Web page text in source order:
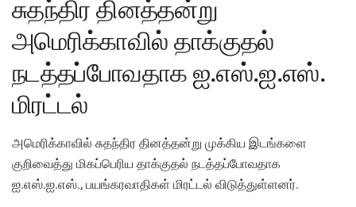
சுதந்திர தினத்தன்று
அமெரிக்காவில் தாக்குதல்
நடத்தப்போவதாக ஐ.எஸ்.ஐ.எஸ்.
மிரட்டல்
அமெரிக்காவில் சுதந்திர தினத்தன்று முக்கிய இடங்களை
குறிவைத்து மிகப்பெரிய தாக்குதல் நடத்தப்போவதாக
ஐ.எஸ்.ஐ.எஸ்., பயங்கரவாதிகள் மிரட்டல் விடுத்துள்ளனர்.